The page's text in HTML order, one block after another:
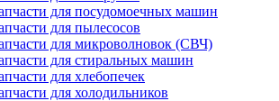
для посудомоечных машин
для пылесосов
для микроволновок (СВЧ)
для стиральных машин
для хлебопечек
для холодильников